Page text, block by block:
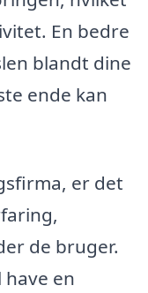
En bedre
blandt dine
ende kan
er det
de bruger.
en